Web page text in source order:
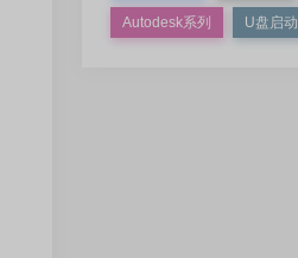
Autodesk系列 U盘启动